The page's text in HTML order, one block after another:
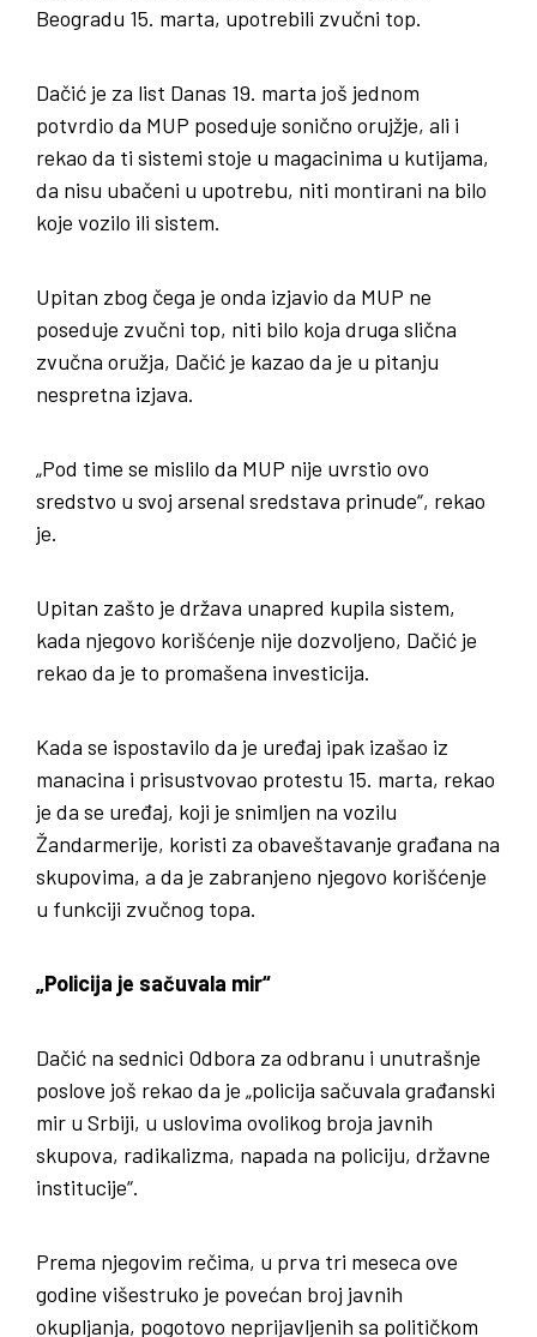
Beogradu 15. marta, upotrebili zvučni top.
Dačić je za list Danas 19. marta još jednom
potvrdio da MUP poseduje sonično orujžje, ali i
rekao da ti sistemi stoje u magacinima u kutijama,
da nisu ubačeni u upotrebu, niti montirani na bilo
koje vozilo ili sistem.
Upitan zbog čega je onda izjavio da MUP ne
poseduje zvučni top, niti bilo koja druga slična
zvučna oružja, Dačić je kazao da je u pitanju
nespretna izjava.
„Pod time se mislilo da MUP nije uvrstio ovo
sredstvo u svoj arsenal sredstava prinude“, rekao
je.
Upitan zašto je država unapred kupila sistem,
kada njegovo korišćenje nije dozvoljeno, Dačić je
rekao da je to promašena investicija.
Kada se ispostavilo da je uređaj ipak izašao iz
manacina i prisustvovao protestu 15. marta, rekao
je da se uređaj, koji je snimljen na vozilu
Žandarmerije, koristi za obaveštavanje građana na
skupovima, a da je zabranjeno njegovo korišćenje
u funkciji zvučnog topa.
„Policija je sačuvala mir“
Dačić na sednici Odbora za odbranu i unutrašnje
poslove još rekao da je „policija sačuvala građanski
mir u Srbiji, u uslovima ovolikog broja javnih
skupova, radikalizma, napada na policiju, državne
institucije“.
Prema njegovim rečima, u prva tri meseca ove
godine višestruko je povećan broj javnih
okupljanja, pogotovo neprijavljenih sa političkom